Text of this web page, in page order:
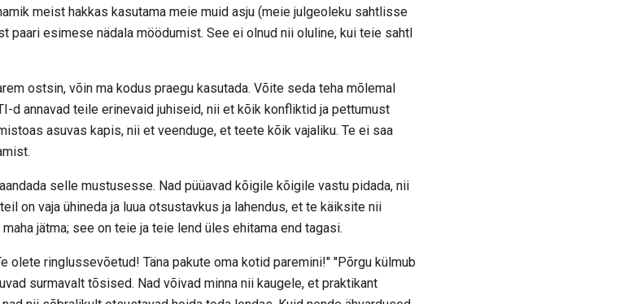
meist hakkas kasutama meie muid asju (meie julgeoleku sahtlisse
paari esimese nädala möödumist. See ei olnud nii oluline, kui teie sahtl
ostsin, võin ma kodus praegu kasutada. Võite seda teha mõlemal
d annavad teile erinevaid juhiseid, nii et kõik konfliktid ja pettumust
asuvas kapis, nii et veenduge, et teete kõik vajaliku. Te ei saa
selle mustusesse. Nad püüavad kõigile kõigile vastu pidada, nii
on vaja ühineda ja luua otsustavkus ja lahendus, et te käiksite nii
jätma; see on teie ja teie lend üles ehitama end tagasi.
olete ringlussevõetud! Täna pakute oma kotid paremini!" "Põrgu külmub
surmavalt tõsised. Nad võivad minna nii kaugele, et praktikant